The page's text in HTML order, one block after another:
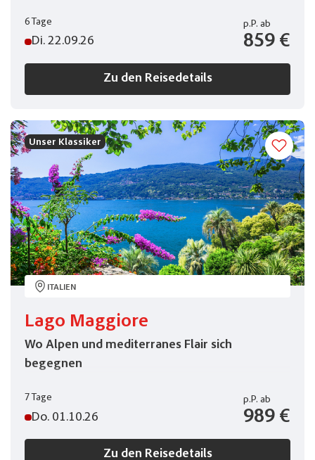
6 Tage
Di. 22.09.26
p.P. ab
859 €
Zu den Reisedetails
Unser Klassiker
ITALIEN
Lago Maggiore
Wo Alpen und mediterranes Flair sich
begegnen
7 Tage
Do. 01.10.26
p.P. ab
989 €
Zu den Reisedetails